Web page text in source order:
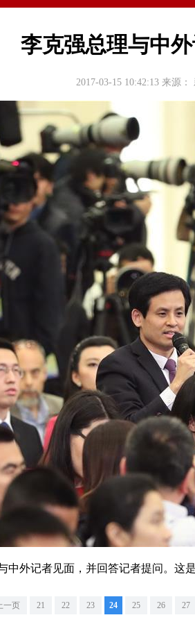
李克强总理与中
2017-03-15 10:42:13 来源：
外记者见面，并回答记者提问。这
一页 21 22 23 24 25 26 27